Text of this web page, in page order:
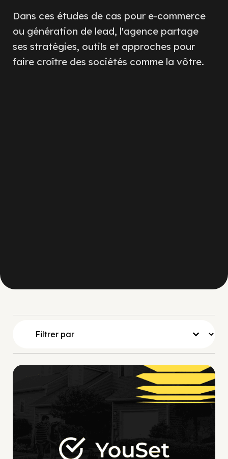
Dans ces études de cas pour e-commerce
ou génération de lead, l'agence partage
ses stratégies, outils et approches pour
faire croître des sociétés comme la vôtre.
Assurance